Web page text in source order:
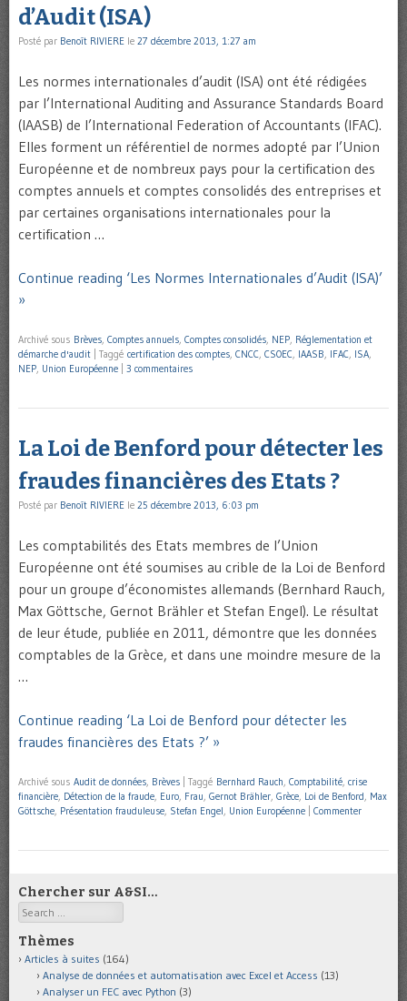
d’Audit (ISA)
Posté par Benoît RIVIERE le 27 décembre 2013, 1:27 am
Les normes internationales d’audit (ISA) ont été rédigées
par l’International Auditing and Assurance Standards Board
(IAASB) de l’International Federation of Accountants (IFAC).
Elles forment un référentiel de normes adopté par l’Union
Européenne et de nombreux pays pour la certification des
comptes annuels et comptes consolidés des entreprises et
par certaines organisations internationales pour la
certification …
Continue reading ‘Les Normes Internationales d’Audit (ISA)’
»
Archivé sous Brèves, Comptes annuels, Comptes consolidés, NEP, Réglementation et
démarche d'audit
Taggé certification des comptes, CNCC, CSOEC, IAASB, IFAC, ISA,
NEP, Union Européenne 3 commentaires
La Loi de Benford pour détecter les
fraudes financières des Etats ?
Posté par Benoît RIVIERE le 25 décembre 2013, 6:03 pm
Les comptabilités des Etats membres de l’Union
Européenne ont été soumises au crible de la Loi de Benford
pour un groupe d’économistes allemands (Bernhard Rauch,
Max Göttsche, Gernot Brähler et Stefan Engel). Le résultat
de leur étude, publiée en 2011, démontre que les données
comptables de la Grèce, et dans une moindre mesure de la
…
Continue reading ‘La Loi de Benford pour détecter les
fraudes financières des Etats ?’ »
Archivé sous Audit de données Brèves Taggé Bernhard Rauch Comptabilité crise
financière Détection de la fraude Euro Frau Gernot Brähler Grèce Loi de Benford Max
Göttsche Présentation frauduleuse Stefan Engel Union Européenne Commenter
Chercher sur A&SI…
Search
Thèmes
Articles à suites (164)
Analyse de données et automatisation avec Excel et Access (13)
Analyser un FEC avec Python (3)